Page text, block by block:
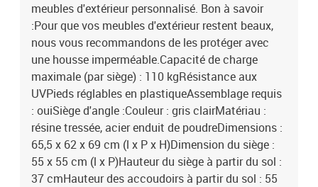
meubles d'extérieur personnalisé. Bon à savoir
:Pour que vos meubles d'extérieur restent beaux,
nous vous recommandons de les protéger avec
une housse imperméable.Capacité de charge
maximale (par siège) : 110 kgRésistance aux
UVPieds réglables en plastiqueAssemblage requis
: ouiSiège d'angle :Couleur : gris clairMatériau :
résine tressée, acier enduit de poudreDimensions :
65,5 x 62 x 69 cm (l x P x H)Dimension du siège :
55 x 55 cm (l x P)Hauteur du siège à partir du sol :
37 cmHauteur des accoudoirs à partir du sol : 55